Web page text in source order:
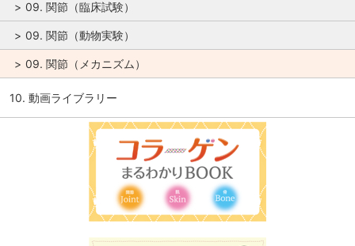
09. 関節（臨床試験）
09. 関節（動物実験）
09. 関節（メカニズム）
10. 動画ライブラリー